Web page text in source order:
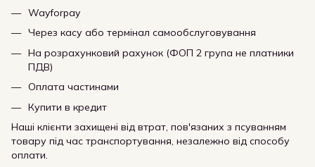
Wayforpay
Через касу або термінал самообслуговування
На розрахунковий рахунок (ФОП 2 група не платники
ПДВ)
Оплата частинами
Купити в кредит
Наші клієнти захищені від втрат, пов'язаних з псуванням
товару під час транспортування, незалежно від способу
оплати.